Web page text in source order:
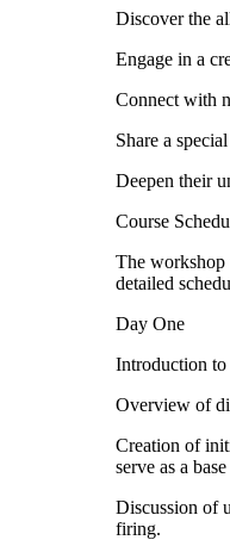
Discover the
Engage in a
Connect with
Share a
Deepen their
Course
The workshop
detailed
Day One
Introduction to
Overview of
Creation of
serve as a
Discussion of
firing.